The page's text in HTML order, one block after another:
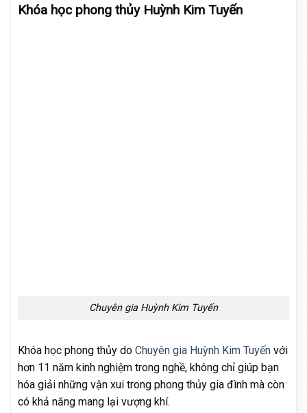
Khóa học phong thủy Huỳnh Kim Tuyến
Chuyên gia Huỳnh Kim Tuyến
Khóa học phong thủy do Chuyên gia Huỳnh Kim Tuyến với
hơn 11 năm kinh nghiệm trong nghề, không chỉ giúp bạn
hóa giải những vận xui trong phong thủy gia đình mà còn
có khả năng mang lại vượng khí.